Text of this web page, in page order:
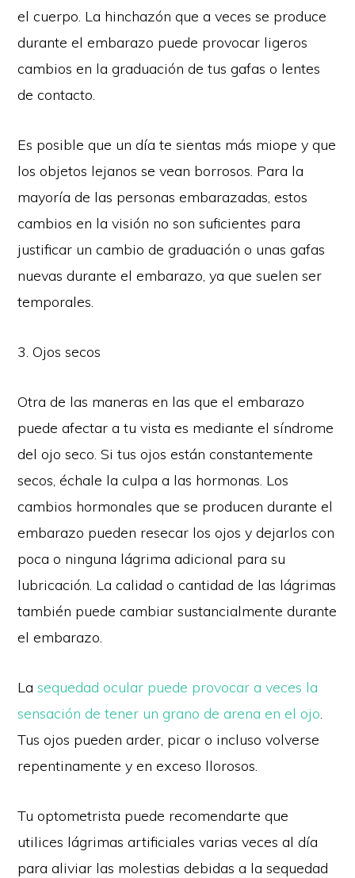
el cuerpo. La hinchazón que a veces se produce
durante el embarazo puede provocar ligeros
cambios en la graduación de tus gafas o lentes
de contacto.
Es posible que un día te sientas más miope y que
los objetos lejanos se vean borrosos. Para la
mayoría de las personas embarazadas, estos
cambios en la visión no son suficientes para
justificar un cambio de graduación o unas gafas
nuevas durante el embarazo, ya que suelen ser
temporales.
3. Ojos secos
Otra de las maneras en las que el embarazo
puede afectar a tu vista es mediante el síndrome
del ojo seco. Si tus ojos están constantemente
secos, échale la culpa a las hormonas. Los
cambios hormonales que se producen durante el
embarazo pueden resecar los ojos y dejarlos con
poca o ninguna lágrima adicional para su
lubricación. La calidad o cantidad de las lágrimas
también puede cambiar sustancialmente durante
el embarazo.
Lasequedad ocular puede provocar a veces la
sensación de tener un grano de arena en el ojo.
Tus ojos pueden arder, picar o incluso volverse
repentinamente y en exceso llorosos.
Tu optometrista puede recomendarte que
utilices lágrimas artificiales varias veces al día
para aliviar las molestias debidas a la sequedad